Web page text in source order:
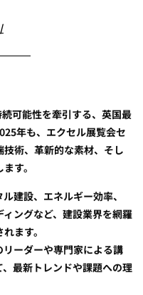
可能性を牽引する、英国最
年も、エクセル展覧会セ
術、革新的な素材、そし
す。
建設、エネルギー効率、
ングなど、建設業界を網羅
ます。
ーダーや専門家による講
最新トレンドや課題への理